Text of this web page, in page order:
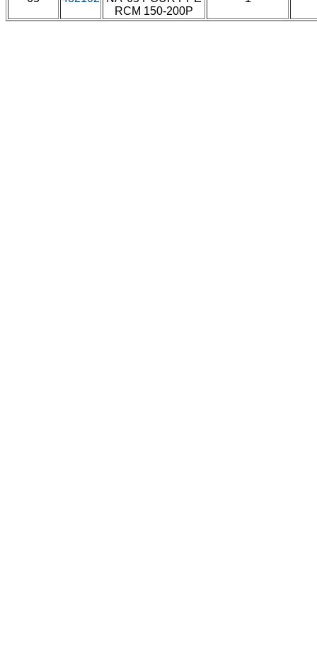
RCM 150-200P